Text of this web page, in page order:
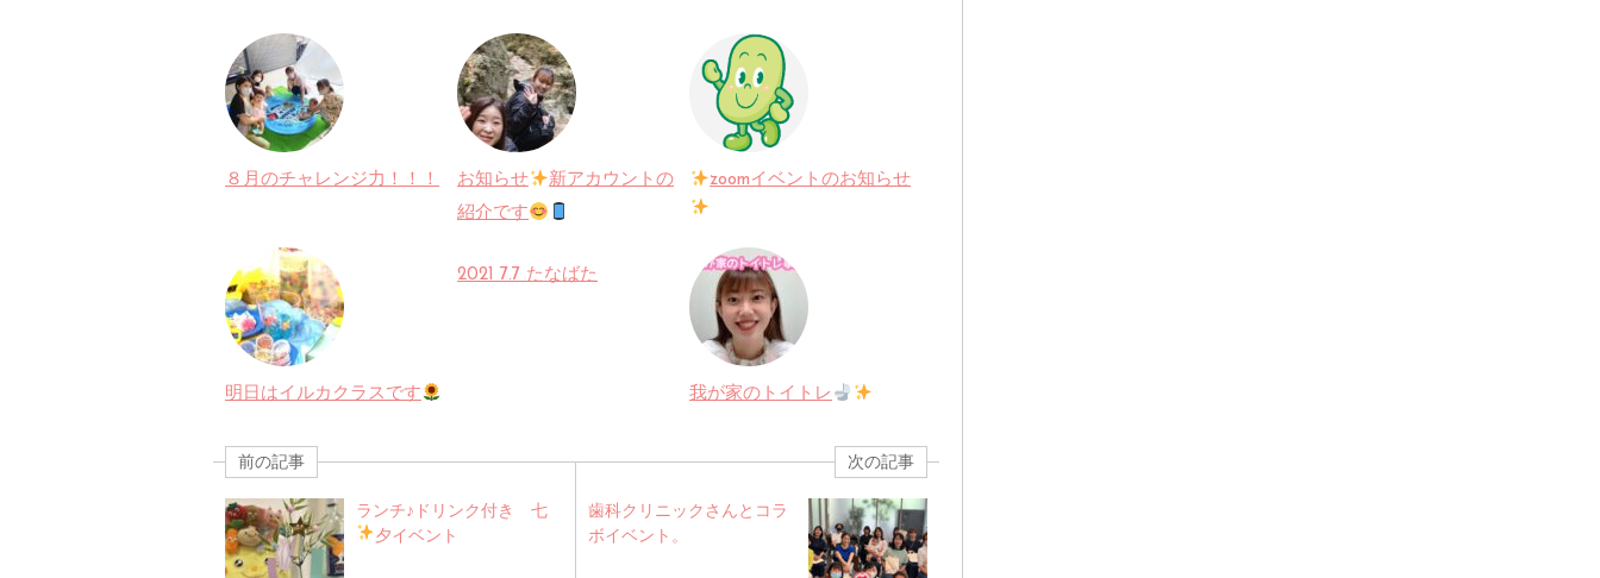
８月のチャレンジ力！！！ お知らせ
新アカウントの
紹介です
zoomイベントのお知らせ
明日はイルカクラスです
2021 7.7 たなばた
我が家のトイトレ
前の記事
ランチ♪ドリンク付き 七
夕イベント
次の記事
歯科クリニックさんとコラ
ボイベント。